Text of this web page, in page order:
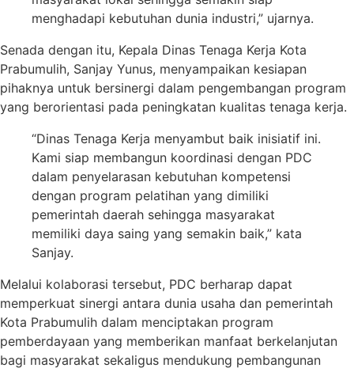
menghadapi kebutuhan dunia industri,” ujarnya.
Senada dengan itu, Kepala Dinas Tenaga Kerja Kota
Prabumulih, Sanjay Yunus, menyampaikan kesiapan
pihaknya untuk bersinergi dalam pengembangan program
yang berorientasi pada peningkatan kualitas tenaga kerja.
“Dinas Tenaga Kerja menyambut baik inisiatif ini.
Kami siap membangun koordinasi dengan PDC
dalam penyelarasan kebutuhan kompetensi
dengan program pelatihan yang dimiliki
pemerintah daerah sehingga masyarakat
memiliki daya saing yang semakin baik,” kata
Sanjay.
Melalui kolaborasi tersebut, PDC berharap dapat
memperkuat sinergi antara dunia usaha dan pemerintah
Kota Prabumulih dalam menciptakan program
pemberdayaan yang memberikan manfaat berkelanjutan
bagi masyarakat sekaligus mendukung pembangunan